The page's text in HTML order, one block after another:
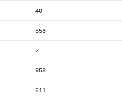
40
558
2
958
611